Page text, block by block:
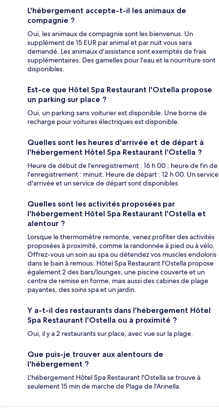
L'hébergement accepte-t-il les animaux de
compagnie ?
Oui, les animaux de compagnie sont les bienvenus. Un
supplément de 15 EUR par animal et par nuit vous sera
demandé. Les animaux d'assistance sont exemptés de frais
supplémentaires. Des gamelles pour l'eau et la nourriture sont
disponibles.
Est-ce que Hôtel Spa Restaurant l'Ostella propose
un parking sur place ?
Oui, un parking sans voiturier est disponible. Une borne de
recharge pour voitures électriques est disponible.
Quelles sont les heures d'arrivée et de départ à
l'hébergement Hôtel Spa Restaurant l'Ostella ?
Heure de début de l'enregistrement : 16 h 00 ; heure de fin de
l'enregistrement : minuit. Heure de départ : 12 h 00. Un service
d'arrivée et un service de départ sont disponibles.
Quelles sont les activités proposées par
l'hébergement Hôtel Spa Restaurant l'Ostella et
alentour ?
Lorsque le thermomètre remonte, venez profiter des activités
proposées à proximité, comme la randonnée à pied ou à vélo.
Offrez-vous un soin au spa ou détendez vos muscles endoloris
dans le bain à remous. Hôtel Spa Restaurant l'Ostella propose
également 2 des bars/lounges, une piscine couverte et un
centre de remise en forme, mais aussi des cabines de plage
payantes, des soins spa et un jardin.
Y a-t-il des restaurants dans l'hébergement Hôtel
Spa Restaurant l'Ostella ou à proximité ?
Oui, il y a 2 restaurants sur place, avec vue sur la plage.
Que puis-je trouver aux alentours de
l'hébergement ?
L'hébergement Hôtel Spa Restaurant l'Ostella se trouve à
seulement 15 min de marche de Plage de l'Arinella.